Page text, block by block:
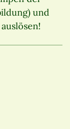
und